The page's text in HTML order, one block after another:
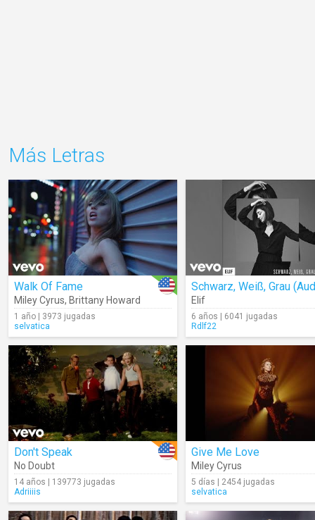
Más Letras
Walk Of Fame
Miley Cyrus, Brittany Howard
1 año | 3973 jugadas
selvatica
Schwarz, Weiß, Grau
Elif
6 años | 6041 jugadas
Rdlf22
Don't Speak
No Doubt
14 años | 139773 jugadas
Adriiiis
Give Me Love
Miley Cyrus
5 días | 2454 jugadas
selvatica